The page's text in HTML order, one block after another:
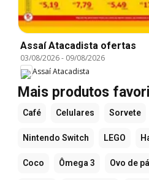
Assaí Atacadista ofertas
03/08/2026- 09/08/2026
Assaí Atacadista
Mais produtos
Café Celulares Sorvete
Nintendo Switch LEGO
Coco Ômega 3 Ovo de